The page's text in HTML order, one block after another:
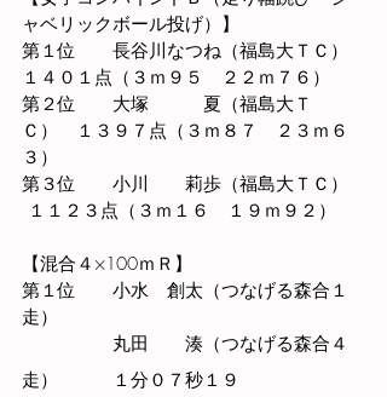
ャベリックボール投げ）】
第１位　　長谷川なつね（福島大ＴＣ）
１４０１点（３ｍ９５　２２ｍ７６）
第２位 大塚　   　夏 （福島大Ｔ
Ｃ）　１３９７点（３ｍ８７　２３ｍ６
３）
第３位　　小川　   莉歩（福島大ＴＣ）
１１２３点（３ｍ１６　１９ｍ９２）
【混合４×100ｍＲ】
第１位　　小水　創太（つなげる森合１
走）
丸田　   湊（つなげる森合４
走）　　　１分０７秒１９